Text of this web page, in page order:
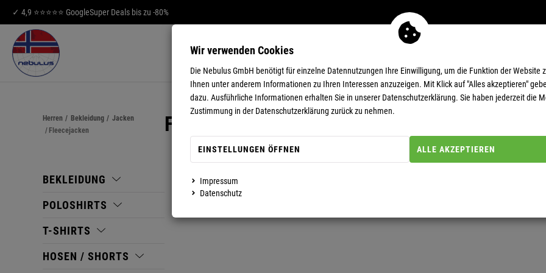
✓ 4,9 ⭐⭐⭐⭐⭐ GoogleSuper Deals bis zu -80%
HERREN DAMEN
Herren / Bekleidung / Jacken
/ Fleecejacken
BEKLEIDUNG
POLOSHIRTS
T-SHIRTS
HOSEN / SHORTS
FLEECEJACKEN
Wir verwenden Cookies
Die Nebulus GmbH benötigt für einzelne Datennutzungen Ihre Einwilligung, um die Funktion der Website
Ihnen unter anderem Informationen zu Ihren Interessen anzuzeigen. Mit Klick auf "Alles akzeptieren"
dazu. Ausführliche Informationen erhalten Sie in unserer Datenschutzerklärung. Sie haben jederzeit die
Zustimmung in der Datenschutzerklärung zurück zu nehmen.
EINSTELLUNGEN ÖFFNEN ALLE AKZEPTIEREN
Impressum
Datenschutz